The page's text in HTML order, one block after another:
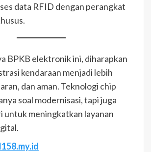
data RFID dengan perangkat
BPKB elektronik ini, diharapkan
kendaraan menjadi lebih
dan aman. Teknologi chip
soal modernisasi, tapi juga
untuk meningkatkan layanan